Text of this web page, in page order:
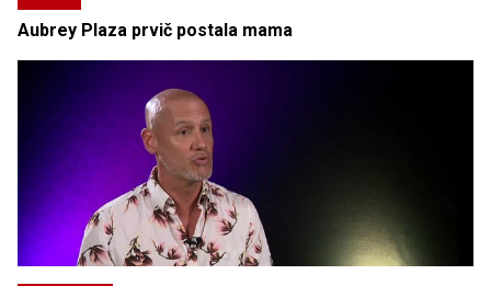
Aubrey Plaza prvič postala mama